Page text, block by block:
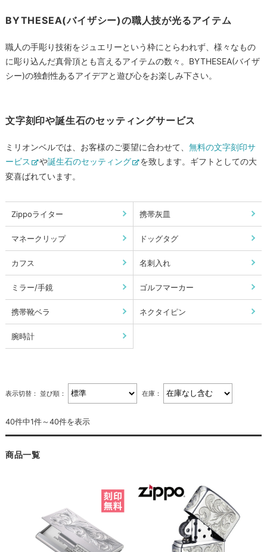
BYTHESEA(バイザシー)の職人技が光るアイテム
職人の手彫り技術をジュエリーという枠にとらわれず、様々なもの
に彫り込んだ真骨頂とも言えるアイテムの数々。BYTHESEA(バイザ
シー)の独創性あるアイデアと遊び心をお楽しみ下さい。
文字刻印や誕生石のセッティングサービス
ミリオンベルでは、お客様のご要望に合わせて、 無料の文字刻印サ
ービス
や誕生石のセッティング
を致します。ギフトとしての大
変喜ばれています。
Zippoライター 携帯灰皿
マネークリップ ドッグタグ
カフス 名刺入れ
ミラー/手鏡 ゴルフマーカー
携帯靴ベラ ネクタイピン
腕時計
表示切替： 並び順： 在庫：
40件中1件～40件を表示
商品一覧